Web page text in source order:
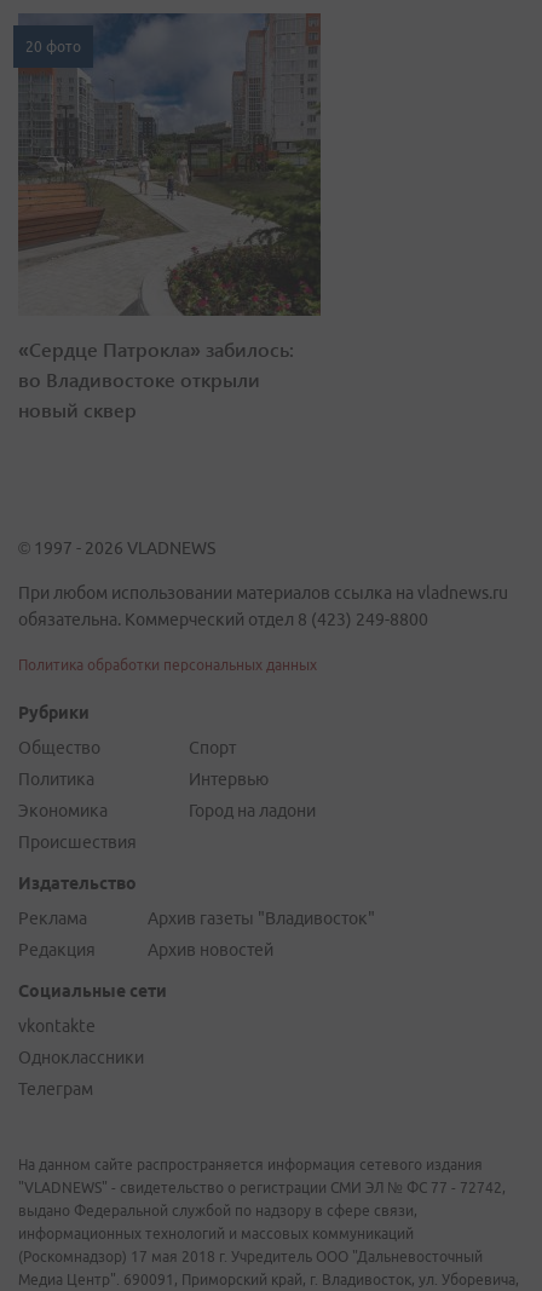
20 фото
«Сердце Патрокла» забилось:
во Владивостоке открыли
новый сквер
© 1997 - 2026 VLADNEWS
При любом использовании материалов ссылка на vladnews.ru
обязательна. Коммерческий отдел 8 (423) 249-8800
Политика обработки персональных данных
Рубрики
Общество
Политика
Экономика
Происшествия
Спорт
Интервью
Город на ладони
Издательство
Реклама
Редакция
Архив газеты "Владивосток"
Архив новостей
Социальные сети
vkontakte
Одноклассники
Телеграм
На данном сайте распространяется информация сетевого издания
"VLADNEWS" - свидетельство о регистрации СМИ ЭЛ № ФС 77 - 72742,
выдано Федеральной службой по надзору в сфере связи,
информационных технологий и массовых коммуникаций
(Роскомнадзор) 17 мая 2018 г. Учредитель ООО "Дальневосточный
Медиа Центр". 690091, Приморский край, г. Владивосток, ул. Уборевича,